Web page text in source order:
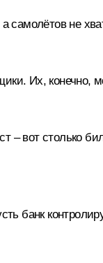
не
Их, конечно,
– вот столько
банк